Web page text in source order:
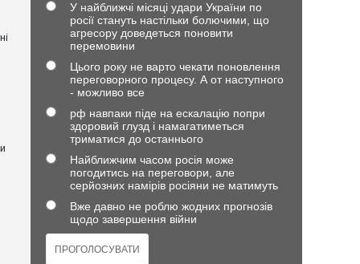
У найближчі місяці удари України по
росії стануть настільки болючими, що
агресору доведеться поновити
перемовини
Цього року не варто чекати поновлення
переговорного процесу. А от наступного
- можливо все
рф навпаки піде на ескалацію попри
здоровий глузд і намагатиметься
триматися до останнього
Найближчим часом росія може
погодитись на переговори, але
серйозних намірів росіяни не матимуть
Вже давно не роблю жодних прогнозів
щодо завершення війни